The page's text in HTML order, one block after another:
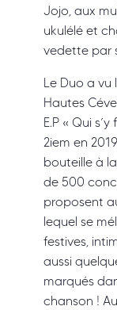
Jojo, aux
ukulélé et
vedette par
​​Le Duo a vu
Hautes
E.P « Qui
2iem en
bouteille à
de 500
proposent
lequel se
festives,
aussi
marqués
chanson !